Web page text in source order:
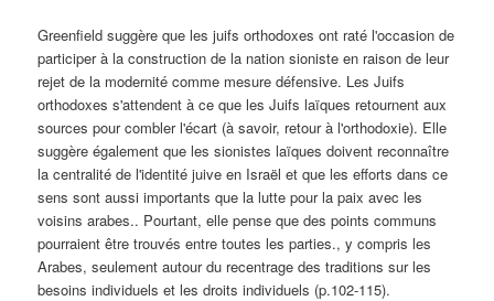
Greenfield suggère que les juifs orthodoxes ont raté l'occasion de
participer à la construction de la nation sioniste en raison de leur
rejet de la modernité comme mesure défensive. Les Juifs
orthodoxes s'attendent à ce que les Juifs laïques retournent aux
sources pour combler l'écart (à savoir, retour à l'orthodoxie). Elle
suggère également que les sionistes laïques doivent reconnaître
la centralité de l'identité juive en Israël et que les efforts dans ce
sens sont aussi importants que la lutte pour la paix avec les
voisins arabes.. Pourtant, elle pense que des points communs
pourraient être trouvés entre toutes les parties., y compris les
Arabes, seulement autour du recentrage des traditions sur les
besoins individuels et les droits individuels (p.102-115).